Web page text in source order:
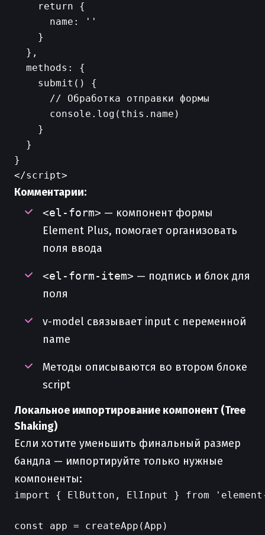
    return {
      name: ''
    }
  },
  methods: {
    submit() {
      // Обработка отправки формы
      console.log(this.name)
    }
  }
}
Комментарии:
<el-form> — компонент формы
Element Plus, помогает организовать
поля ввода
<el-form-item> — подпись и блок для
поля
v-model связывает input с переменной
name
Методы описываются во втором блоке
script
Локальное импортирование компонент (Tree
Shaking)
Если хотите уменьшить финальный размер
бандла — импортируйте только нужные
компоненты:
import { ElButton, ElInput } from
const app = createApp(App)